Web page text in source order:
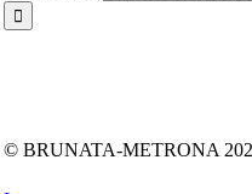
© BRUNATA-METRONA